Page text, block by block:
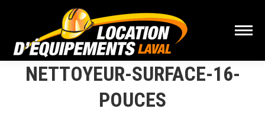
NETTOYEUR-SURFACE-16-
POUCES